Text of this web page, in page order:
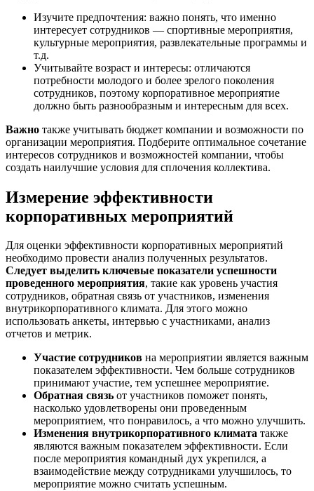
Изучите предпочтения: важно понять, что именно
интересует сотрудников — спортивные мероприятия,
культурные мероприятия, развлекательные программы и
т.д.
Учитывайте возраст и интересы: отличаются
потребности молодого и более зрелого поколения
сотрудников, поэтому корпоративное мероприятие
должно быть разнообразным и интересным для всех.
Важно также учитывать бюджет компании и возможности по
организации мероприятия. Подберите оптимальное сочетание
интересов сотрудников и возможностей компании, чтобы
создать наилучшие условия для сплочения коллектива.
Измерение эффективности
корпоративных мероприятий
Для оценки эффективности корпоративных мероприятий
необходимо провести анализ полученных результатов.
Следует выделить ключевые показатели успешности
проведенного мероприятия, такие как уровень участия
сотрудников, обратная связь от участников, изменения
внутрикорпоративного климата. Для этого можно
использовать анкеты, интервью с участниками, анализ
отчетов и метрик.
Участие сотрудников на мероприятии является важным
показателем эффективности. Чем больше сотрудников
принимают участие, тем успешнее мероприятие.
Обратная связь от участников поможет понять,
насколько удовлетворены они проведенным
мероприятием, что понравилось, а что можно улучшить.
Изменения внутрикорпоративного климата также
являются важным показателем эффективности. Если
после мероприятия командный дух укрепился, а
взаимодействие между сотрудниками улучшилось, то
мероприятие можно считать успешным.